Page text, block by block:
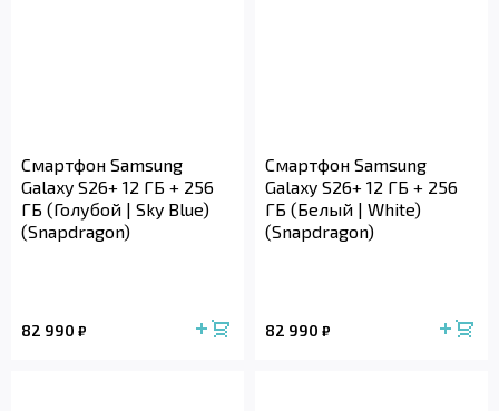
Смартфон Samsung
Galaxy S26+ 12 ГБ + 256
ГБ (Голубой | Sky Blue)
(Snapdragon)
82 990 ₽
Смартфон Samsung
Galaxy S26+ 12 ГБ + 256
ГБ (Белый | White)
(Snapdragon)
82 990 ₽